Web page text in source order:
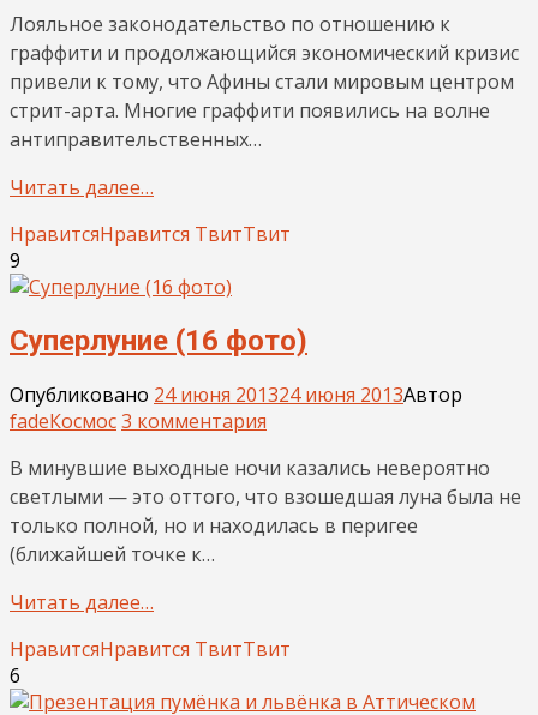
Лояльное законодательство по отношению к
граффити и продолжающийся экономический кризис
привели к тому, что Афины стали мировым центром
стрит-арта. Многие граффити появились на волне
антиправительственных…
Читать далее…
НравитсяНравится ТвитТвит
9
Суперлуние (16 фото)
Опубликовано 24 июня 201324 июня 2013Автор
fadeКосмос3 комментария
В минувшие выходные ночи казались невероятно
светлыми — это оттого, что взошедшая луна была не
только полной, но и находилась в перигее
(ближайшей точке к…
Читать далее…
НравитсяНравится ТвитТвит
6